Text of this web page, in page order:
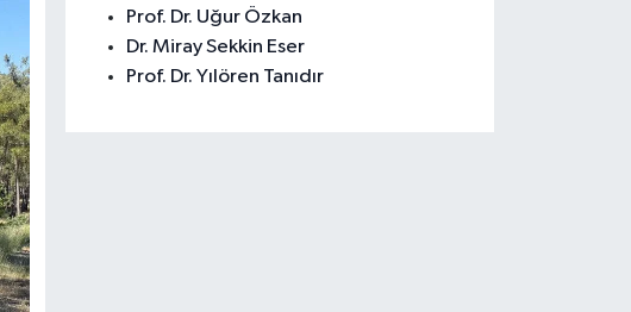
Prof. Dr. Uğur Özkan
Dr. Miray Sekkin Eser
Prof. Dr. Yılören Tanıdır